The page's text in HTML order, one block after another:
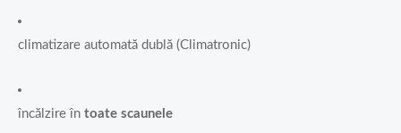
climatizare automată dublă (Climatronic)
încălzire în toate scaunele